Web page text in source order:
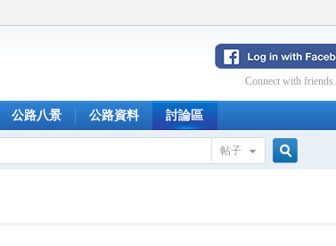
Connect with friends.
公路八景 公路資料 討論區
帖子